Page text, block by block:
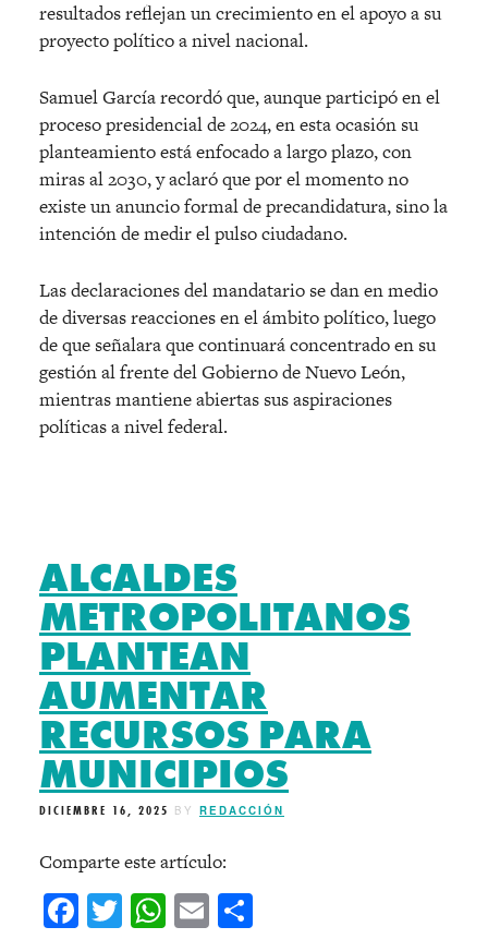
resultados reflejan un crecimiento en el apoyo a su
proyecto político a nivel nacional.
Samuel García recordó que, aunque participó en el
proceso presidencial de 2024, en esta ocasión su
planteamiento está enfocado a largo plazo, con
miras al 2030, y aclaró que por el momento no
existe un anuncio formal de precandidatura, sino la
intención de medir el pulso ciudadano.
Las declaraciones del mandatario se dan en medio
de diversas reacciones en el ámbito político, luego
de que señalara que continuará concentrado en su
gestión al frente del Gobierno de Nuevo León,
mientras mantiene abiertas sus aspiraciones
políticas a nivel federal.
ALCALDES
METROPOLITANOS
PLANTEAN
AUMENTAR
RECURSOS PARA
MUNICIPIOS
DICIEMBRE 16, 2025 BY REDACCIÓN
Comparte este artículo:
Facebook
Twitter
WhatsApp
Email